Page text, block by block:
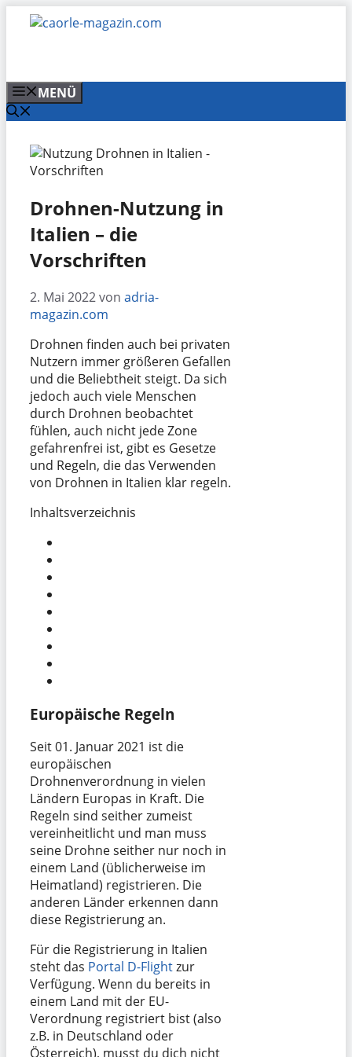
Zum
Inhalt
MENÜ
Drohnen-Nutzung in
Italien – die
Vorschriften
2. Mai 2022von adria-
magazin.com
Drohnen finden auch bei privaten
Nutzern immer größeren Gefallen
und die Beliebtheit steigt. Da sich
jedoch auch viele Menschen
durch Drohnen beobachtet
fühlen, auch nicht jede Zone
gefahrenfrei ist, gibt es Gesetze
und Regeln, die das Verwenden
von Drohnen in Italien klar regeln.
Inhaltsverzeichnis
Europäische Regeln
Seit 01. Januar 2021 ist die
europäischen
Drohnenverordnung in vielen
Ländern Europas in Kraft. Die
Regeln sind seither zumeist
vereinheitlicht und man muss
seine Drohne seither nur noch in
einem Land (üblicherweise im
Heimatland) registrieren. Die
anderen Länder erkennen dann
diese Registrierung an.
Für die Registrierung in Italien
steht das Portal D-Flightzur
Verfügung. Wenn du bereits in
einem Land mit der EU-
Verordnung registriert bist (also
z.B. in Deutschland oder
Österreich), musst du dich nicht